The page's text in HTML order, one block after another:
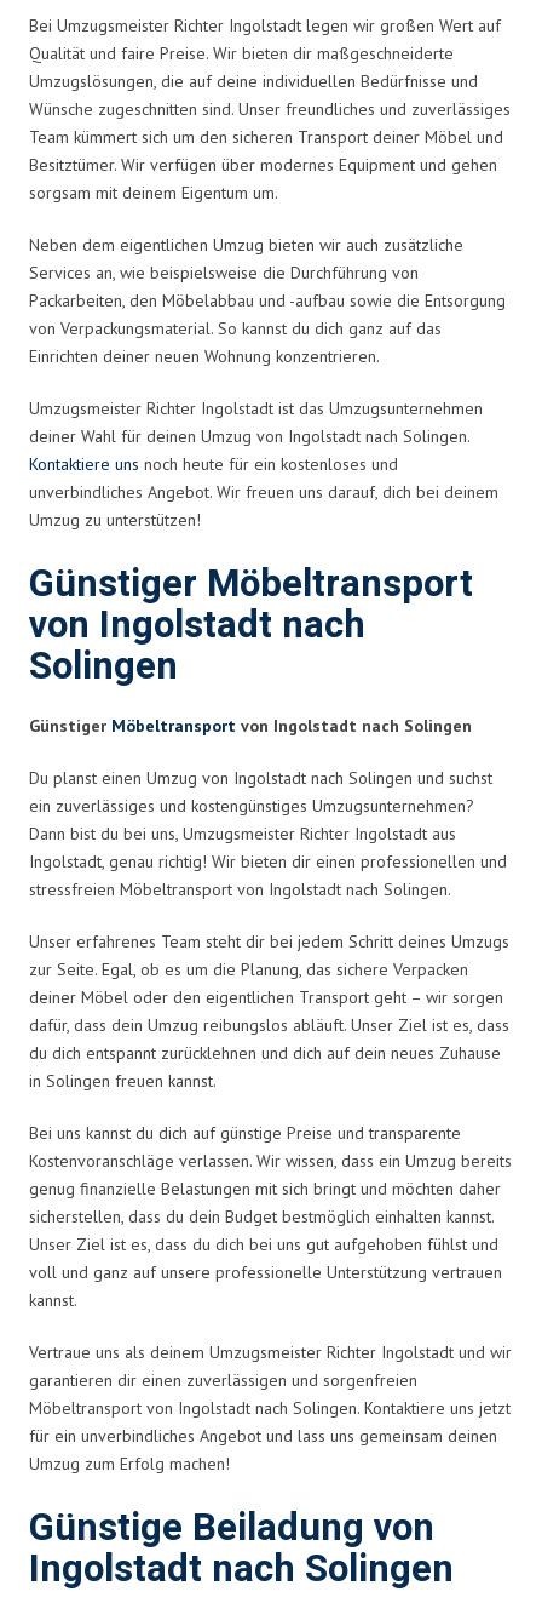
Bei Umzugsmeister Richter Ingolstadt legen wir großen Wert auf
Qualität und faire Preise. Wir bieten dir maßgeschneiderte
Umzugslösungen, die auf deine individuellen Bedürfnisse und
Wünsche zugeschnitten sind. Unser freundliches und zuverlässiges
Team kümmert sich um den sicheren Transport deiner Möbel und
Besitztümer. Wir verfügen über modernes Equipment und gehen
sorgsam mit deinem Eigentum um.
Neben dem eigentlichen Umzug bieten wir auch zusätzliche
Services an, wie beispielsweise die Durchführung von
Packarbeiten, den Möbelabbau und -aufbau sowie die Entsorgung
von Verpackungsmaterial. So kannst du dich ganz auf das
Einrichten deiner neuen Wohnung konzentrieren.
Umzugsmeister Richter Ingolstadt ist das Umzugsunternehmen
deiner Wahl für deinen Umzug von Ingolstadt nach Solingen.
Kontaktiere uns noch heute für ein kostenloses und
unverbindliches Angebot. Wir freuen uns darauf, dich bei deinem
Umzug zu unterstützen!
Günstiger Möbeltransport
von Ingolstadt nach
Solingen
Günstiger Möbeltransport von Ingolstadt nach Solingen
Du planst einen Umzug von Ingolstadt nach Solingen und suchst
ein zuverlässiges und kostengünstiges Umzugsunternehmen?
Dann bist du bei uns, Umzugsmeister Richter Ingolstadt aus
Ingolstadt, genau richtig! Wir bieten dir einen professionellen und
stressfreien Möbeltransport von Ingolstadt nach Solingen.
Unser erfahrenes Team steht dir bei jedem Schritt deines Umzugs
zur Seite. Egal, ob es um die Planung, das sichere Verpacken
deiner Möbel oder den eigentlichen Transport geht – wir sorgen
dafür, dass dein Umzug reibungslos abläuft. Unser Ziel ist es, dass
du dich entspannt zurücklehnen und dich auf dein neues Zuhause
in Solingen freuen kannst.
Bei uns kannst du dich auf günstige Preise und transparente
Kostenvoranschläge verlassen. Wir wissen, dass ein Umzug bereits
genug finanzielle Belastungen mit sich bringt und möchten daher
sicherstellen, dass du dein Budget bestmöglich einhalten kannst.
Unser Ziel ist es, dass du dich bei uns gut aufgehoben fühlst und
voll und ganz auf unsere professionelle Unterstützung vertrauen
kannst.
Vertraue uns als deinem Umzugsmeister Richter Ingolstadt und wir
garantieren dir einen zuverlässigen und sorgenfreien
Möbeltransport von Ingolstadt nach Solingen. Kontaktiere uns jetzt
für ein unverbindliches Angebot und lass uns gemeinsam deinen
Umzug zum Erfolg machen!
Günstige Beiladung von
Ingolstadt nach Solingen